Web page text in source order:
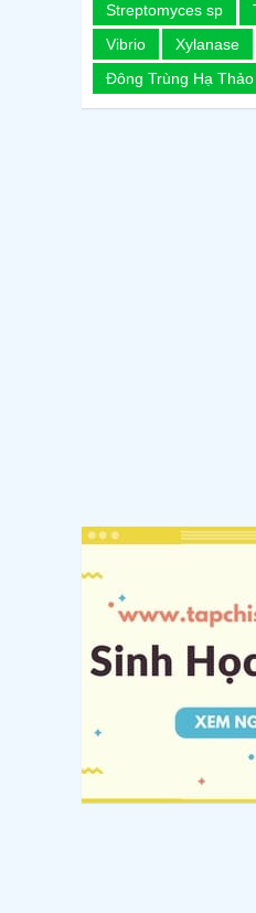
Streptomyces sp
Vibrio
Xylanase
Đông Trùng Hạ Thảo